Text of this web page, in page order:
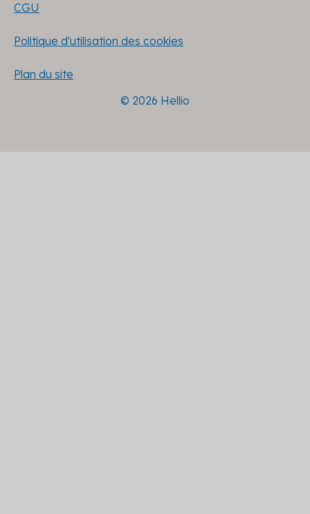
CGU
Politique d'utilisation des cookies
Plan du site
© 2026 Hellio